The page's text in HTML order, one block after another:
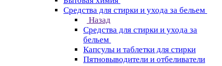
Средства для стирки и ухода за бельем
Назад
Средства для стирки и ухода за
бельем
Капсулы и таблетки для стирки
Пятновыводители и отбеливатели